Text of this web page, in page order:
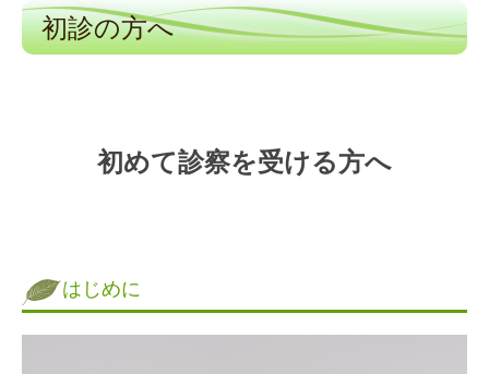
消化器内科
初診の方へ/よくある質問
お知らせ
初診の方へ
初めて診察を受ける方へ
はじめに